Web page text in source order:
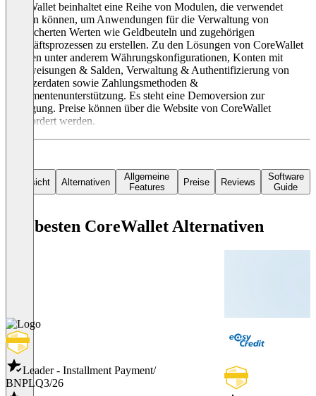
CoreWallet beinhaltet eine Reihe von Modulen, die verwendet
werden können, um Anwendungen für die Verwaltung von
gespeicherten Werten wie Geldbeuteln und zugehörigen
Geschäftsprozessen zu erstellen. Zu den Lösungen von CoreWallet
gehören unter anderem Währungskonfigurationen, Konten mit
Überweisungen & Salden, Verwaltung & Authentifizierung von
Benutzerdaten sowie Zahlungsmethoden &
Instrumentenunterstützung. Es steht eine Demoversion zur
Verfügung. Preise können über die Website von CoreWallet
angefordert werden.
Übersicht Alternativen
Allgemeine
Features
Preise Reviews
Software
Guide
Die besten CoreWallet Alternativen
Leader - Installment Payment/
BNPLQ3/26